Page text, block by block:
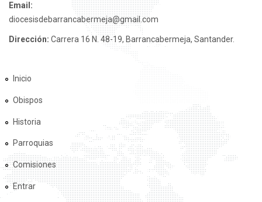
Email:
diocesisdebarrancabermeja@gmail.com
Dirección: Carrera 16 N. 48-19, Barrancabermeja, Santander.
Inicio
Obispos
Historia
Parroquias
Comisiones
Entrar